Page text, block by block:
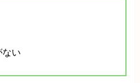
ない